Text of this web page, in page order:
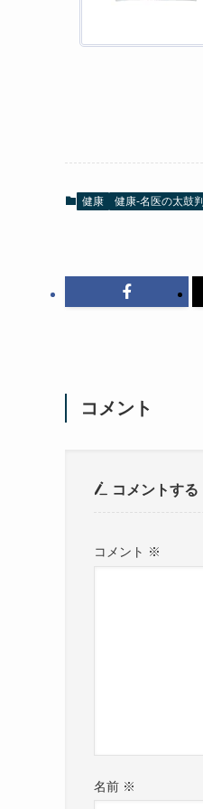
健康 健康-名医の太鼓判
コメント
コメントする
コメント ※
名前 ※